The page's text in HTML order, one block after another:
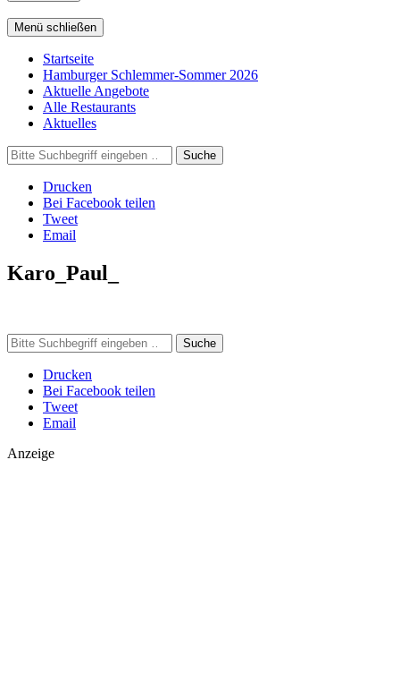
Menü schließen
Startseite
Hamburger Schlemmer-Sommer 2026
Aktuelle Angebote
Alle Restaurants
Aktuelles
Suche
Drucken
Bei Facebook teilen
Tweet
Email
Karo_Paul_
Suche
Drucken
Bei Facebook teilen
Tweet
Email
Anzeige